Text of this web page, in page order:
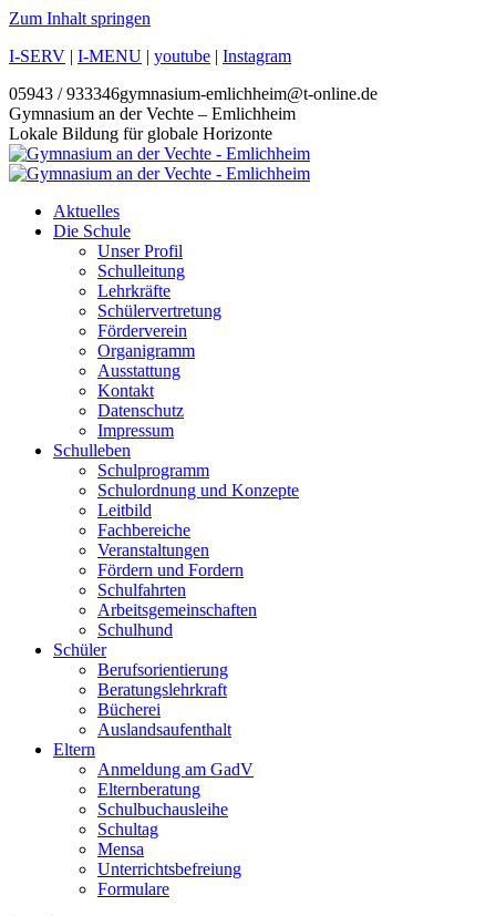
Zum Inhalt springen
I-SERV | I-MENU | youtube | Instagram
05943 / 933346gymnasium-emlichheim@t-online.de
Gymnasium an der Vechte – Emlichheim
Lokale Bildung für globale Horizonte
Aktuelles
Die Schule
Unser Profil
Schulleitung
Lehrkräfte
Schülervertretung
Förderverein
Organigramm
Ausstattung
Kontakt
Datenschutz
Impressum
Schulleben
Schulprogramm
Schulordnung und Konzepte
Leitbild
Fachbereiche
Veranstaltungen
Fördern und Fordern
Schulfahrten
Arbeitsgemeinschaften
Schulhund
Schüler
Berufsorientierung
Beratungslehrkraft
Bücherei
Auslandsaufenthalt
Eltern
Anmeldung am GadV
Elternberatung
Schulbuchausleihe
Schultag
Mensa
Unterrichtsbefreiung
Formulare